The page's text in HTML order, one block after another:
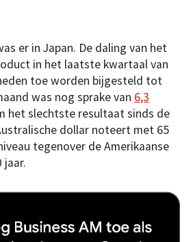
er in Japan. De daling van het
in het laatste kwartaal van
toe worden bijgesteld tot
was nog sprake van 6,3
het slechtste resultaat sinds de
dollar noteert met 65
tegenover de Amerikaanse
jaar.